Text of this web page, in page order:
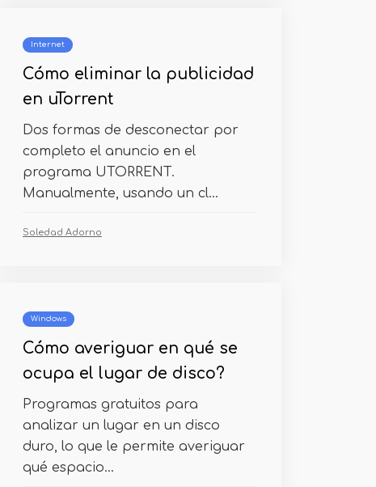
Internet
Cómo eliminar la publicidad
en uTorrent
Dos formas de desconectar por
completo el anuncio en el
programa UTORRENT.
Manualmente, usando un cl...
Soledad Adorno
Windows
Cómo averiguar en qué se
ocupa el lugar de disco?
Programas gratuitos para
analizar un lugar en un disco
duro, lo que le permite averiguar
qué espacio...